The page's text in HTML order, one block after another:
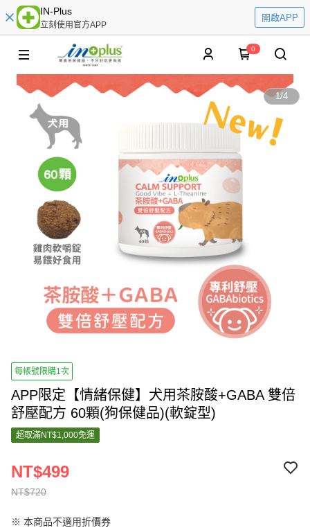
IN-Plus
立刻使用官方APP
開啟APP
0
1/4
每帳號限購1次
APP限定【情緒保健】犬用茶胺酸+GABA 雙倍
舒壓配方 60顆(狗保健品)(軟錠型)
超取滿NT$1,000免運
NT$720
NT$499
※ 本商品不適用折價券